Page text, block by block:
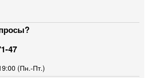
47
(Пн.-Пт.)